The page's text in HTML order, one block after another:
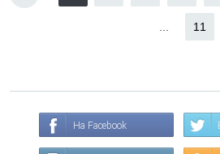
11
На Facebook